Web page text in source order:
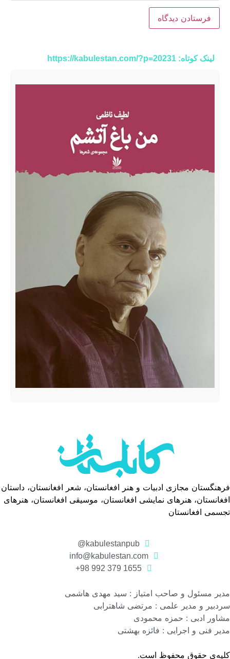
لینک کوتاه: https://kabulestan.com/?p=20231
فرهنگستان مجازی ادبیات و هنر افغانستان، شعر افغانستان، داستان
افغانستان، هنرهای نمایشی افغانستان، موسیقی افغانستان، هنرهای
تجسمی افغانستان
kabulestanpub@
info@kabulestan.com
1655 379 992 98+
مدیر مسئول و صاحب امتیاز : سید مهدی هاشمی
سردبیر و مدیر علمی : مرتضی شاهترابی
مشاور ادبی : حمزه محمودی
مدیر فنی و اجرایی : فائزه بهشتی
کلیه‌ی حقوق محفوظ است.